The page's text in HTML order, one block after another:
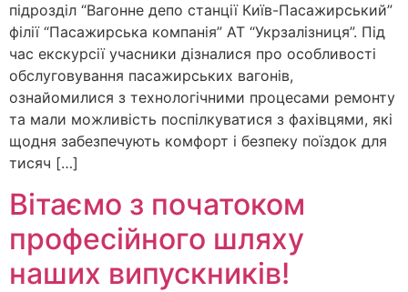
підрозділ “Вагонне депо станції Київ-Пасажирський”
філії “Пасажирська компанія” АТ “Укрзалізниця”. Під
час екскурсії учасники дізналися про особливості
обслуговування пасажирських вагонів,
ознайомилися з технологічними процесами ремонту
та мали можливість поспілкуватися з фахівцями, які
щодня забезпечують комфорт і безпеку поїздок для
тисяч […]
Вітаємо з початоком
професійного шляху
наших випускників!